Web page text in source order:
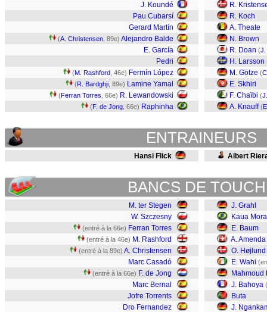
J. Koundé
Pau Cubarsí
Gerard Martín
(A. Christensen , 89e) Alejandro Balde
E. García
Pedri
(M. Rashford , 46e) Fermín López
(R. Bardghji , 89e) Lamine Yamal
(Ferran Torres , 66e) R. Lewandowski
(F. de Jong , 66e) Raphinha
R.
R. Koch
A. Theate
N. Brown
R. Doan (J.
H. Larsson
M. Götze (
E. Skhiri
F. Chaïbi (
A. Knauff (
ENTRAINEURS
Hansi Flick Albert
BANCS DE
M. ter Stegen
W. Szczesny
(entré à la 66e) Ferran Torres
(entré à la 46e) M. Rashford
(entré à la 89e) A. Christensen
Marc Casadó
(entré à la 66e) F. de Jong
Marc Bernal
Jofre Torrents
Dro Fernandez
J. Grahl
Kaua
E. Baum
A. Amenda
O. Højlund
E. Wahi
Mahmoud
J. Bahoya
Buta
J.